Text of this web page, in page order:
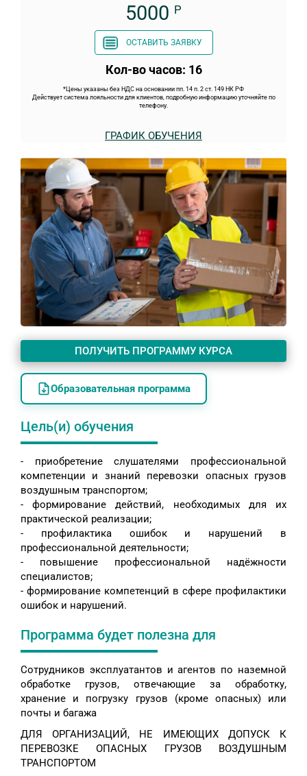
5000 Р
ОСТАВИТЬ ЗАЯВКУ
Кол-во часов: 16
*Цены указаны без НДС на основании пп. 14 п. 2 ст. 149 НК РФ
Действует система лояльности для клиентов, подробную информацию уточняйте по
телефону.
ГРАФИК ОБУЧЕНИЯ
ПОЛУЧИТЬ ПРОГРАММУ КУРСА
Образовательная программа
Цель(и) обучения
- приобретение слушателями профессиональной
компетенции и знаний перевозки опасных грузов
воздушным транспортом;
- формирование действий, необходимых для их
практической реализации;
- профилактика ошибок и нарушений в
профессиональной деятельности;
- повышение профессиональной надёжности
специалистов;
- формирование компетенций в сфере профилактики
ошибок и нарушений.
Программа будет полезна для
Сотрудников эксплуатантов и агентов по наземной
обработке грузов, отвечающие за обработку,
хранение и погрузку грузов (кроме опасных) или
почты и багажа
ДЛЯ ОРГАНИЗАЦИЙ, НЕ ИМЕЮЩИХ ДОПУСК К
ПЕРЕВОЗКЕ ОПАСНЫХ ГРУЗОВ ВОЗДУШНЫМ
ТРАНСПОРТОМ